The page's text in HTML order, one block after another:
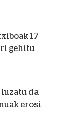
17
gehitu
da
erosi